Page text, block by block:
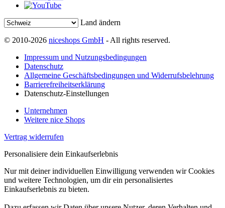
Land ändern
© 2010-2026 niceshops GmbH - All rights reserved.
Impressum und Nutzungsbedingungen
Datenschutz
Allgemeine Geschäftsbedingungen und Widerrufsbelehrung
Barrierefreiheitserklärung
Datenschutz-Einstellungen
Unternehmen
Weitere nice Shops
Vertrag widerrufen
Personalisiere dein Einkaufserlebnis
Nur mit deiner individuellen Einwilligung verwenden wir Cookies
und weitere Technologien, um dir ein personalisiertes
Einkaufserlebnis zu bieten.